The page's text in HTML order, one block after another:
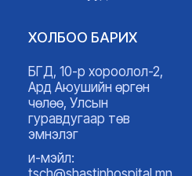
ХОЛБОО БАРИХ
БГД, 10-р хороолол-2,
Ард Аюушийн өргөн
чөлөө, Улсын
гуравдугаар төв
эмнэлэг
и-мэйл: